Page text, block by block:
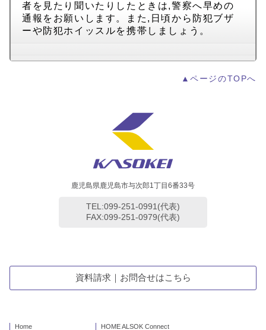
者を見たり聞いたりしたときは,警察へ早めの
通報をお願いします。また,日頃から防犯ブザ
ーや防犯ホイッスルを携帯しましょう。
▲ページのTOPへ
鹿児島県鹿児島市与次郎1丁目6番33号
TEL:099-251-0991(代表)
FAX:099-251-0979(代表)
資料請求｜お問合せはこちら
Home HOME ALSOK Connect